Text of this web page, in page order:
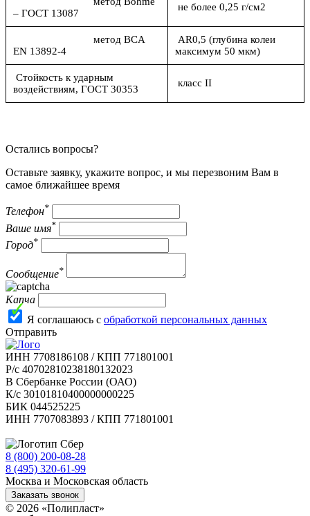
– ГОСТ 13087
не более 0,25 г/см2
метод BCA
EN 13892-4
AR0,5 (глубина колеи
максимум 50 мкм)
Стойкость к ударным
воздействиям, ГОСТ 30353
класс II
Остались вопросы?
Оставьте заявку, укажите вопрос, и мы перезвоним Вам в
самое ближайшее время
Телефон*
Ваше имя*
Город*
Сообщение*
Капча
Я соглашаюсь с обработкой персональных данных
Отправить
ИНН 7708186108 / КПП 771801001
Р/с 40702810238180132023
В Сбербанке России (ОАО)
К/с 30101810400000000225
БИК 044525225
ИНН 7707083893 / КПП 771801001
8 (800) 200-08-28
8 (495) 320-61-99
Москва и Московская область
Заказать звонок
© 2026 «Полипласт»